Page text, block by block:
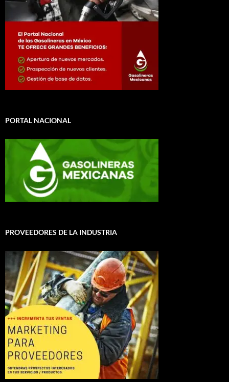
PORTAL NACIONAL
PROVEEDORES DE LA INDUSTRIA